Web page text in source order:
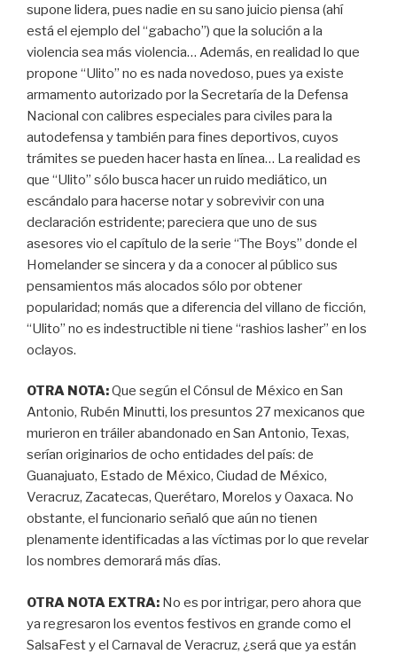
supone lidera, pues nadie en su sano juicio piensa (ahí
está el ejemplo del “gabacho”) que la solución a la
violencia sea más violencia… Además, en realidad lo que
propone “Ulito” no es nada novedoso, pues ya existe
armamento autorizado por la Secretaría de la Defensa
Nacional con calibres especiales para civiles para la
autodefensa y también para fines deportivos, cuyos
trámites se pueden hacer hasta en línea… La realidad es
que “Ulito” sólo busca hacer un ruido mediático, un
escándalo para hacerse notar y sobrevivir con una
declaración estridente; pareciera que uno de sus
asesores vio el capítulo de la serie “The Boys” donde el
Homelander se sincera y da a conocer al público sus
pensamientos más alocados sólo por obtener
popularidad; nomás que a diferencia del villano de ficción,
“Ulito” no es indestructible ni tiene “rashios lasher” en los
oclayos.
OTRA NOTA:Que según el Cónsul de México en San
Antonio, Rubén Minutti, los presuntos 27 mexicanos que
murieron en tráiler abandonado en San Antonio, Texas,
serían originarios de ocho entidades del país: de
Guanajuato, Estado de México, Ciudad de México,
Veracruz, Zacatecas, Querétaro, Morelos y Oaxaca. No
obstante, el funcionario señaló que aún no tienen
plenamente identificadas a las víctimas por lo que revelar
los nombres demorará más días.
OTRA NOTA EXTRA: No es por intrigar, pero ahora que
ya regresaron los eventos festivos en grande como el
SalsaFest y el Carnaval de Veracruz, ¿será que ya están